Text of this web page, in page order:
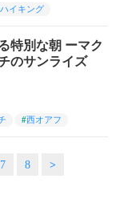
ハイキング
特別な朝 ーマク
のサンライズ
#西オアフ
7 8 >